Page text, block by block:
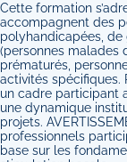
Cette formation
accompagnent des
polyhandicapées,
(personnes malades
prématurés,
activités spécifiques.
un cadre participant
une dynamique
projets.
professionnels
base sur les